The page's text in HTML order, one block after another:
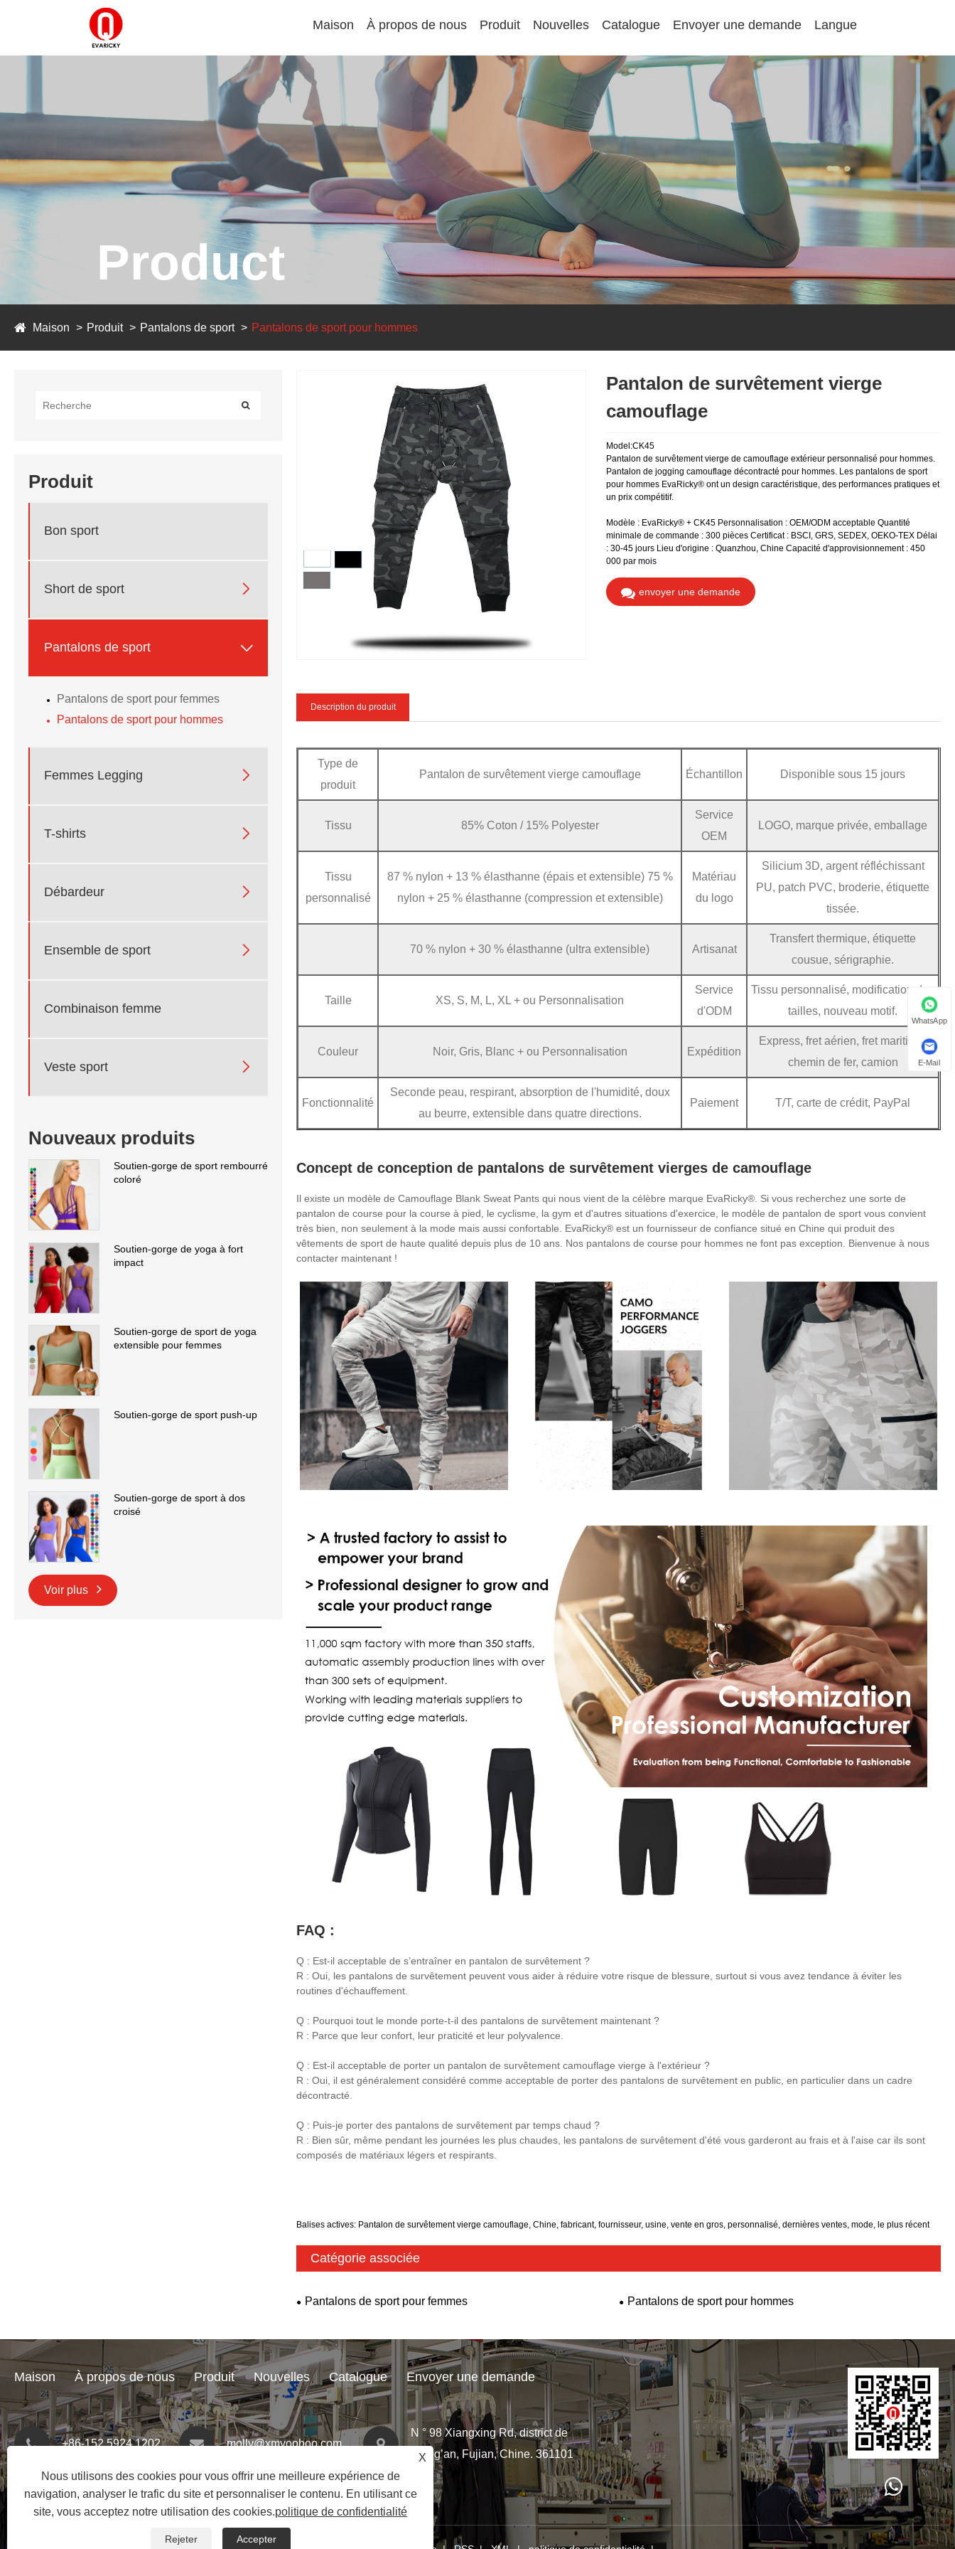
Maison À propos de nous Produit Nouvelles Catalogue Envoyer une demande Langue
Product
Maison Produit Pantalons de sport Pantalons de sport pour hommes
Produit
Bon sport
Short de sport 
Pantalons de sport 
Pantalons de sport pour femmes
Pantalons de sport pour hommes
Femmes Legging 
T-shirts 
Débardeur 
Ensemble de sport 
Combinaison femme
Veste sport 
Nouveaux produits
Soutien-gorge de sport rembourré
coloré
Soutien-gorge de yoga à fort
impact
Soutien-gorge de sport de yoga
extensible pour femmes
Soutien-gorge de sport push-up
Soutien-gorge de sport à dos
croisé
Voir plus
Pantalon de survêtement vierge
camouflage
Model:CK45
Pantalon de survêtement vierge de camouflage extérieur personnalisé pour hommes.
Pantalon de jogging camouflage décontracté pour hommes. Les pantalons de sport
pour hommes EvaRicky® ont un design caractéristique, des performances pratiques et
un prix compétitif.
Modèle : EvaRicky® + CK45 Personnalisation : OEM/ODM acceptable Quantité
minimale de commande : 300 pièces Certificat : BSCI, GRS, SEDEX, OEKO-TEX Délai
: 30-45 jours Lieu d'origine : Quanzhou, Chine Capacité d'approvisionnement : 450
000 par mois
envoyer une demande
Description du produit
Type de
produit
Pantalon de survêtement vierge camouflage Échantillon Disponible sous 15 jours
Tissu 85% Coton / 15% Polyester
Service
OEM
LOGO, marque privée, emballage
Tissu
personnalisé
87 % nylon + 13 % élasthanne (épais et extensible) 75 %
nylon + 25 % élasthanne (compression et extensible)
Matériau
du logo
Silicium 3D, argent réfléchissant
PU, patch PVC, broderie, étiquette
tissée.
70 % nylon + 30 % élasthanne (ultra extensible) Artisanat
Transfert thermique, étiquette
cousue, sérigraphie.
Taille XS, S, M, L, XL + ou Personnalisation
Service
d'ODM
Tissu personnalisé, modification des
tailles, nouveau motif.
Couleur Noir, Gris, Blanc + ou Personnalisation Expédition
Express, fret aérien, fret maritime,
chemin de fer, camion
Fonctionnalité
Seconde peau, respirant, absorption de l'humidité, doux
au beurre, extensible dans quatre directions.
Paiement T/T, carte de crédit, PayPal
Concept de conception de pantalons de survêtement vierges de camouflage
Il existe un modèle de Camouflage Blank Sweat Pants qui nous vient de la célèbre marque EvaRicky®. Si vous recherchez une sorte de
pantalon de course pour la course à pied, le cyclisme, la gym et d'autres situations d'exercice, le modèle de pantalon de sport vous convient
très bien, non seulement à la mode mais aussi confortable. EvaRicky® est un fournisseur de confiance situé en Chine qui produit des
vêtements de sport de haute qualité depuis plus de 10 ans. Nos pantalons de course pour hommes ne font pas exception. Bienvenue à nous
contacter maintenant !
FAQ :
Q : Est-il acceptable de s’entraîner en pantalon de survêtement ?
R : Oui, les pantalons de survêtement peuvent vous aider à réduire votre risque de blessure, surtout si vous avez tendance à éviter les
routines d'échauffement.
Q : Pourquoi tout le monde porte-t-il des pantalons de survêtement maintenant ?
R : Parce que leur confort, leur praticité et leur polyvalence.
Q : Est-il acceptable de porter un pantalon de survêtement camouflage vierge à l'extérieur ?
R : Oui, il est généralement considéré comme acceptable de porter des pantalons de survêtement en public, en particulier dans un cadre
décontracté.
Q : Puis-je porter des pantalons de survêtement par temps chaud ?
R : Bien sûr, même pendant les journées les plus chaudes, les pantalons de survêtement d'été vous garderont au frais et à l'aise car ils sont
composés de matériaux légers et respirants.
Balises actives: Pantalon de survêtement vierge camouflage, Chine, fabricant, fournisseur, usine, vente en gros, personnalisé, dernières ventes, mode, le plus récent
Catégorie associée
Pantalons de sport pour femmes Pantalons de sport pour hommes
Maison À propos de nous Produit Nouvelles Catalogue Envoyer une demande
+86-152 5924 1202 molly@xmyoohoo.com
N ° 98 Xiangxing Rd, district de
Xiang’an, Fujian, Chine. 361101
WhatsApp
E-Mail
X
Nous utilisons des cookies pour vous offrir une meilleure expérience de
navigation, analyser le trafic du site et personnaliser le contenu. En utilisant ce
site, vous acceptez notre utilisation des cookies.politique de confidentialité
Rejeter Accepter